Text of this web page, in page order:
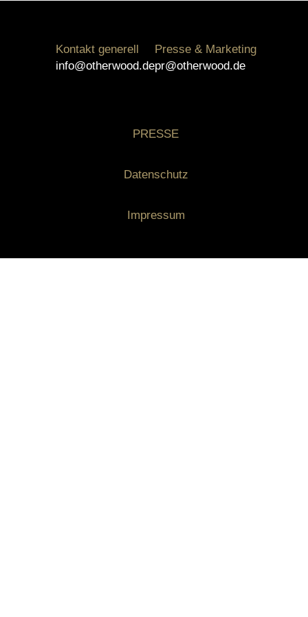
Kontakt generell
info@otherwood.de
Presse & Marketing
pr@otherwood.de
PRESSE
Datenschutz
Impressum